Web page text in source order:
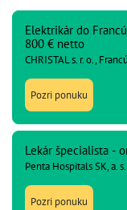
Elektrikár do
800 € netto
CHRISTAL s. r. o.,
Pozri ponuku
Lekár špecialista -
Penta Hospitals SK, a.
Pozri ponuku